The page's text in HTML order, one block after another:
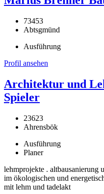
73453
Abtsgmünd
Ausführung
Profil ansehen
Architektur und
Spieler
23623
Ahrensbök
Ausführung
Planer
lehmprojekte . altbausanierung
im ökologischen und
mit lehm und tadelakt